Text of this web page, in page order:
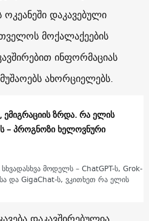
დაკავებული
მოქალაქეების
ინფორმაციას
ახორციელებს.
ზრდა. რა ელის
– პროგნოზი ხელოვნური
მოდელს – ChatGPT-ს, Grok-
და GigaChat-ს, ვკითხეთ რა ელის